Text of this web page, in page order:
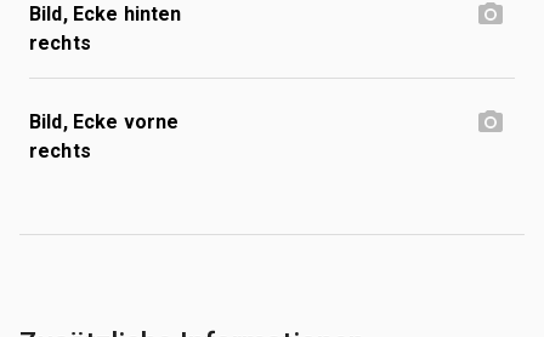
Bild, Ecke hinten
rechts
Bild, Ecke vorne
rechts